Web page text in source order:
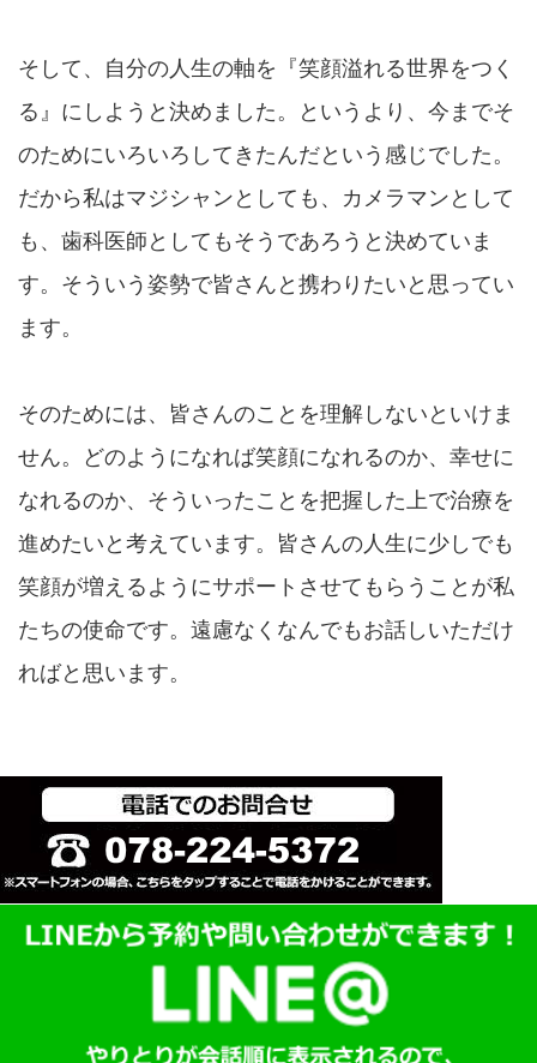
そして、自分の人生の軸を『笑顔溢れる世界をつく
る』にしようと決めました。というより、今までそ
のためにいろいろしてきたんだという感じでした。
だから私はマジシャンとしても、カメラマンとして
も、歯科医師としてもそうであろうと決めていま
す。そういう姿勢で皆さんと携わりたいと思ってい
ます。
そのためには、皆さんのことを理解しないといけま
せん。どのようになれば笑顔になれるのか、幸せに
なれるのか、そういったことを把握した上で治療を
進めたいと考えています。皆さんの人生に少しでも
笑顔が増えるようにサポートさせてもらうことが私
たちの使命です。遠慮なくなんでもお話しいただけ
ればと思います。